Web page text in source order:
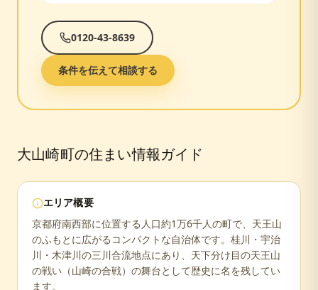
0120-43-8639
条件を伝えて相談する
大山崎町の住まい情報ガイド
エリア概要
京都府南西部に位置する人口約1万6千人の町で、天王山
のふもとに広がるコンパクトな自治体です。桂川・宇治
川・木津川の三川合流地点にあり、天下分け目の天王山
の戦い（山崎の合戦）の舞台として歴史に名を残してい
ます。